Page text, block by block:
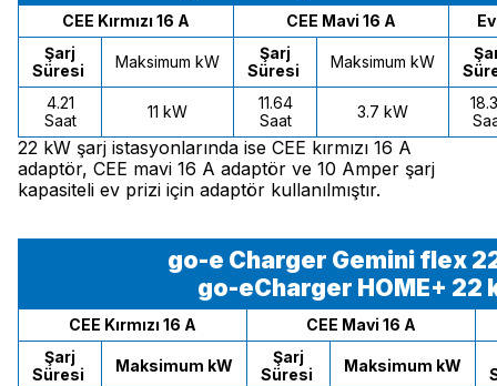
CEE Kırmızı 16 A CEE Mavi 16 A
Şarj
Süresi
Maksimum kW
Şarj
Süresi
Maksimum kW
4.21
Saat
11 kW
11.64
Saat
3.7 kW
22 kW şarj istasyonlarında ise CEE kırmızı 16 A
adaptör, CEE mavi 16 A adaptör ve 10 Amper şarj
kapasiteli ev prizi için adaptör kullanılmıştır.
go-e Charger Gemini flex
go-eCharger HOME+ 22
CEE Kırmızı 16 A
CEE Mavi 16 A
Şarj
Süresi
Maksimum kW
Şarj
Süresi
Maksimum kW